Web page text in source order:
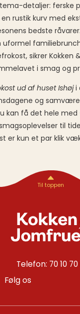
detaljer: ferske
rustik kurv med
bedste
uformel
sikrer Kokken
i smag og
ud af huset Ishøji
og
kan få det hele med
til
er kun et par klik
Telefon: 70 10 70
Følg os